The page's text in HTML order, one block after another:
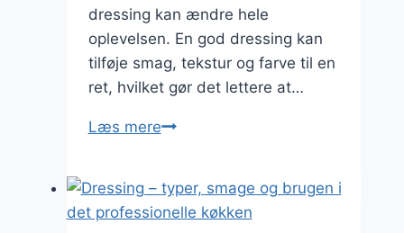
dressing kan ændre hele
oplevelsen. En god dressing kan
tilføje smag, tekstur og farve til en
ret, hvilket gør det lettere at…
Læs mereGrøntsagsdressing
sund
mad